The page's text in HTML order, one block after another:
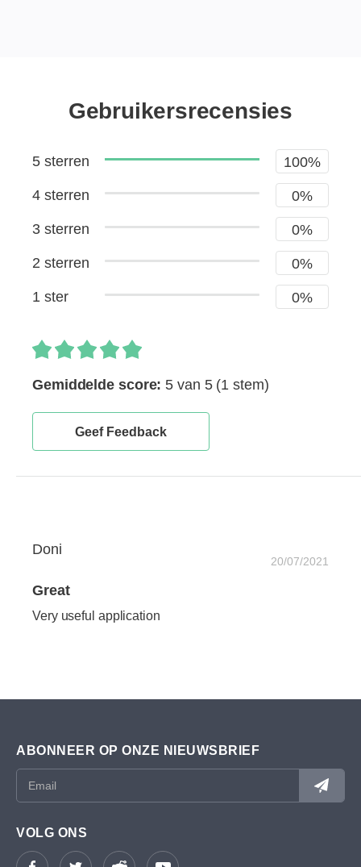
Gebruikersrecensies
5 sterren 100%
4 sterren 0%
3 sterren 0%
2 sterren 0%
1 ster 0%
Gemiddelde score: 5 van 5 (1 stem)
Geef Feedback
Doni
20/07/2021
Great
Very useful application
ABONNEER OP ONZE NIEUWSBRIEF
VOLG ONS